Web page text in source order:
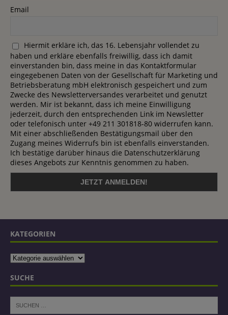
Email
Hiermit erkläre ich, das 16. Lebensjahr vollendet zu
haben und erkläre ebenfalls freiwillig, dass ich damit
einverstanden bin, dass meine in das Kontaktformular
eingegebenen Daten von der Gesellschaft für Marketing und
Betriebsberatung mbH elektronisch gespeichert und zum
Zwecke des Newsletterversandes verarbeitet und genutzt
werden. Mir ist bekannt, dass ich meine Einwilligung
jederzeit, durch den entsprechenden Link im Newsletter
oder telefonisch unter +49 211 301818-80 widerrufen kann.
Mit einer abschließenden Bestätigungsmail über den
Zugang meines Widerrufs bin ist ebenfalls einverstanden.
Ich bestätige darüber hinaus die Datenschutzerklärung
dieses Angebots zur Kenntnis genommen zu haben.
KATEGORIEN
SUCHE